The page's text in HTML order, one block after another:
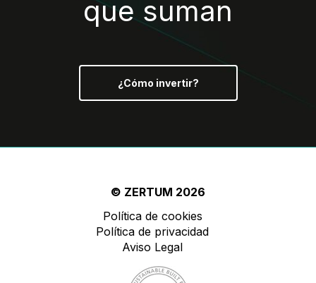
que suman
¿Cómo invertir?
© ZERTUM 2026
Política de cookies
Política de privacidad
Aviso Legal